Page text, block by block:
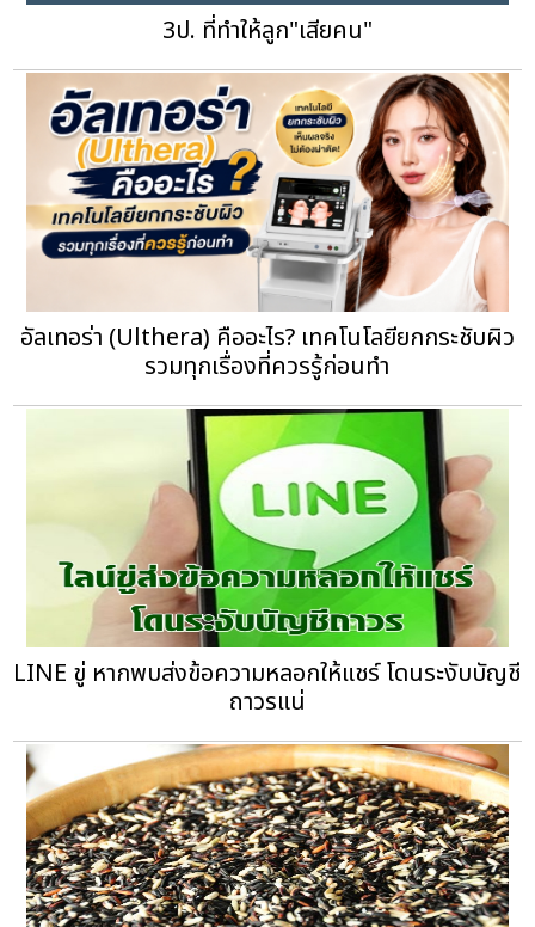
3ป. ที่ทำให้ลูก"เสียคน"
อัลเทอร่า (Ulthera) คืออะไร? เทคโนโลยียกกระชับผิว
รวมทุกเรื่องที่ควรรู้ก่อนทำ
LINE ขู่ หากพบส่งข้อความหลอกให้แชร์ โดนระงับบัญชี
ถาวรแน่